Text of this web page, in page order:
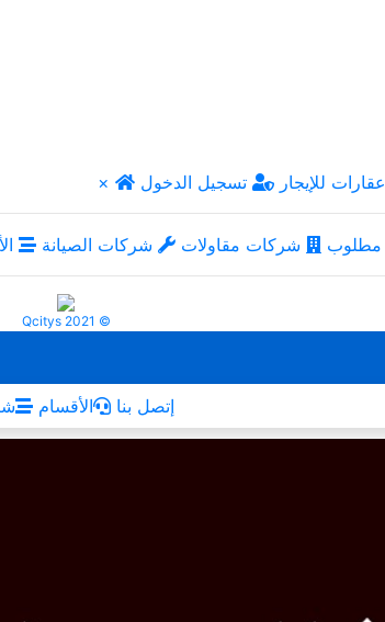
× عقارات للإيجار تسجيل الدخول
مطلوب شركات مقاولات شركات الصيانة
Qcitys 2021 ©
الأقسام إتصل بنا